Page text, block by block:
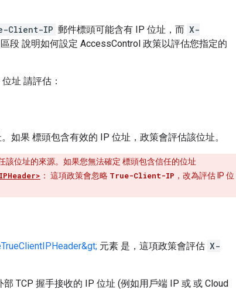
Client-IP 郵件標頭可能含有 IP 位址，而 X-
段 說明如何設定 AccessControl 政策以評估您指定的
址 請評估：
如果 標頭包含有效的 IP 位址，政策會評估該位址。
該位址的來源。如果您無法確定 標頭包含信任的位址
： 這項政策會忽略 True-Client-IP ，改為評估 IP 位
元素 是，這項政策會評估 X-
TCP 握手接收的 IP 位址 (例如用戶端 IP 或 或 Cloud